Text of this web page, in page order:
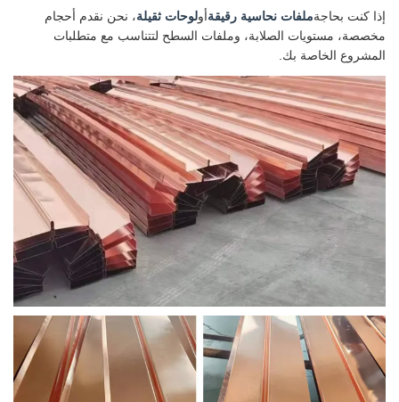
إذا كنت بحاجةملفات نحاسية رقيقةأولوحات ثقيلة، نحن نقدم أحجام
مخصصة، مستويات الصلابة، وملفات السطح لتتناسب مع متطلبات
المشروع الخاصة بك.